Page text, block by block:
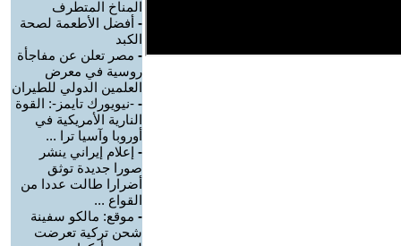
المناخ المتطرف
- أفضل الأطعمة لصحة
الكبد
- مصر تعلن عن مفاجأة
روسية في معرض
العلمين الدولي للطيران
- -نيويورك تايمز-: القوة
النارية الأمريكية في
أوروبا وآسيا ترا ...
- إعلام إيراني ينشر
صورا جديدة توثق
أضرارا طالت عددا من
القواع ...
- موقع: مالكو سفينة
شحن تركية تعرضت